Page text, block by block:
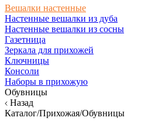
Вешалки настенные
Настенные вешалки из дуба
Настенные вешалки из сосны
Газетница
Зеркала для прихожей
Ключницы
Консоли
Наборы в прихожую
Обувницы
Назад
Каталог/Прихожая/Обувницы